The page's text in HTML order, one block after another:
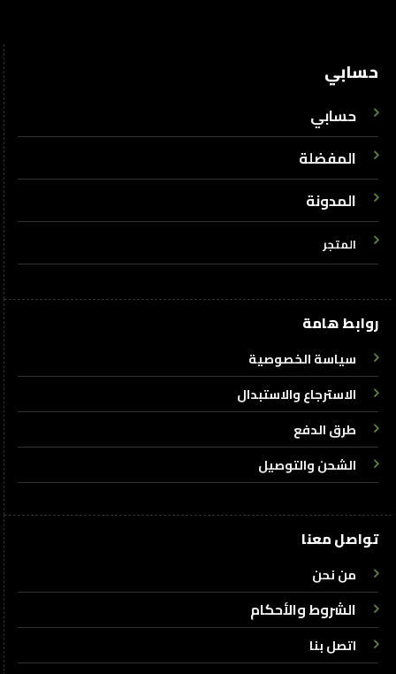
حسابي
حسابي
المفضلة
المدونة
المتجر
روابط هامة
سياسة الخصوصية
الاسترجاع والاستبدال
طرق الدفع
الشحن والتوصيل
تواصل معنا
من نحن
الشروط والأحكام
اتصل بنا